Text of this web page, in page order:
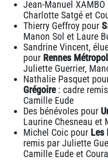
Jean-Manuel XAMBO
Charlotte Satgé et
Thierry Geffroy pour
Manon Sol et Laure
Sandrine Vincent,
pour Rennes
Juliette Guerrier,
Nathalie Pasquet
Grégoire: cadre
Camille Eude
Des bénévoles pour
Laurine Chesneau et
Michel Coic pour Les
remis par Juliette
Camille Eude et